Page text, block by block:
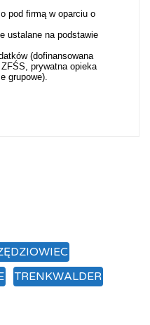
pod firmą w oparciu o
ustalane na podstawie
(dofinansowana
prywatna opieka
grupowe).
TRENKWALDER